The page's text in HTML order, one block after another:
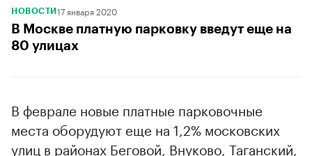
НОВОСТИ 17 января 2020
В Москве платную парковку введут еще на
80 улицах
В феврале новые платные парковочные
места оборудуют еще на 1,2% московских
улиц в районах Беговой, Внуково, Таганский,